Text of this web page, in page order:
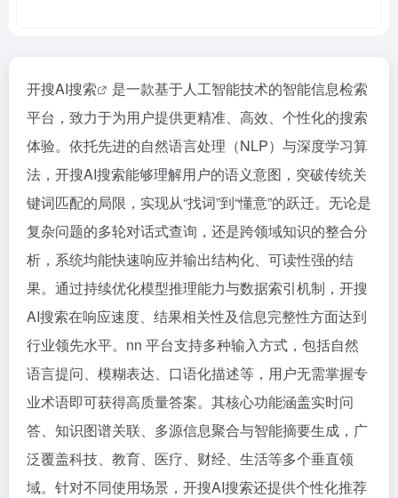
开搜AI搜索
是一款基于人工智能技术的智能信息检索
平台，致力于为用户提供更精准、高效、个性化的搜索
体验。依托先进的自然语言处理（NLP）与深度学习算
法，开搜AI搜索能够理解用户的语义意图，突破传统关
键词匹配的局限，实现从“找词”到“懂意”的跃迁。无论是
复杂问题的多轮对话式查询，还是跨领域知识的整合分
析，系统均能快速响应并输出结构化、可读性强的结
果。通过持续优化模型推理能力与数据索引机制，开搜
AI搜索在响应速度、结果相关性及信息完整性方面达到
行业领先水平。nn 平台支持多种输入方式，包括自然
语言提问、模糊表达、口语化描述等，用户无需掌握专
业术语即可获得高质量答案。其核心功能涵盖实时问
答、知识图谱关联、多源信息聚合与智能摘要生成，广
泛覆盖科技、教育、医疗、财经、生活等多个垂直领
域。针对不同使用场景，开搜AI搜索还提供个性化推荐